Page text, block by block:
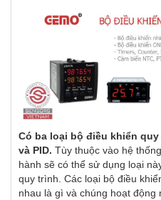
Có ba loại bộ điều khiển
và PID. Tùy thuộc vào hệ
hành sẽ có thể sử dụng loại
quy trình. Các loại bộ điều
nhau là gì và chúng hoạt động